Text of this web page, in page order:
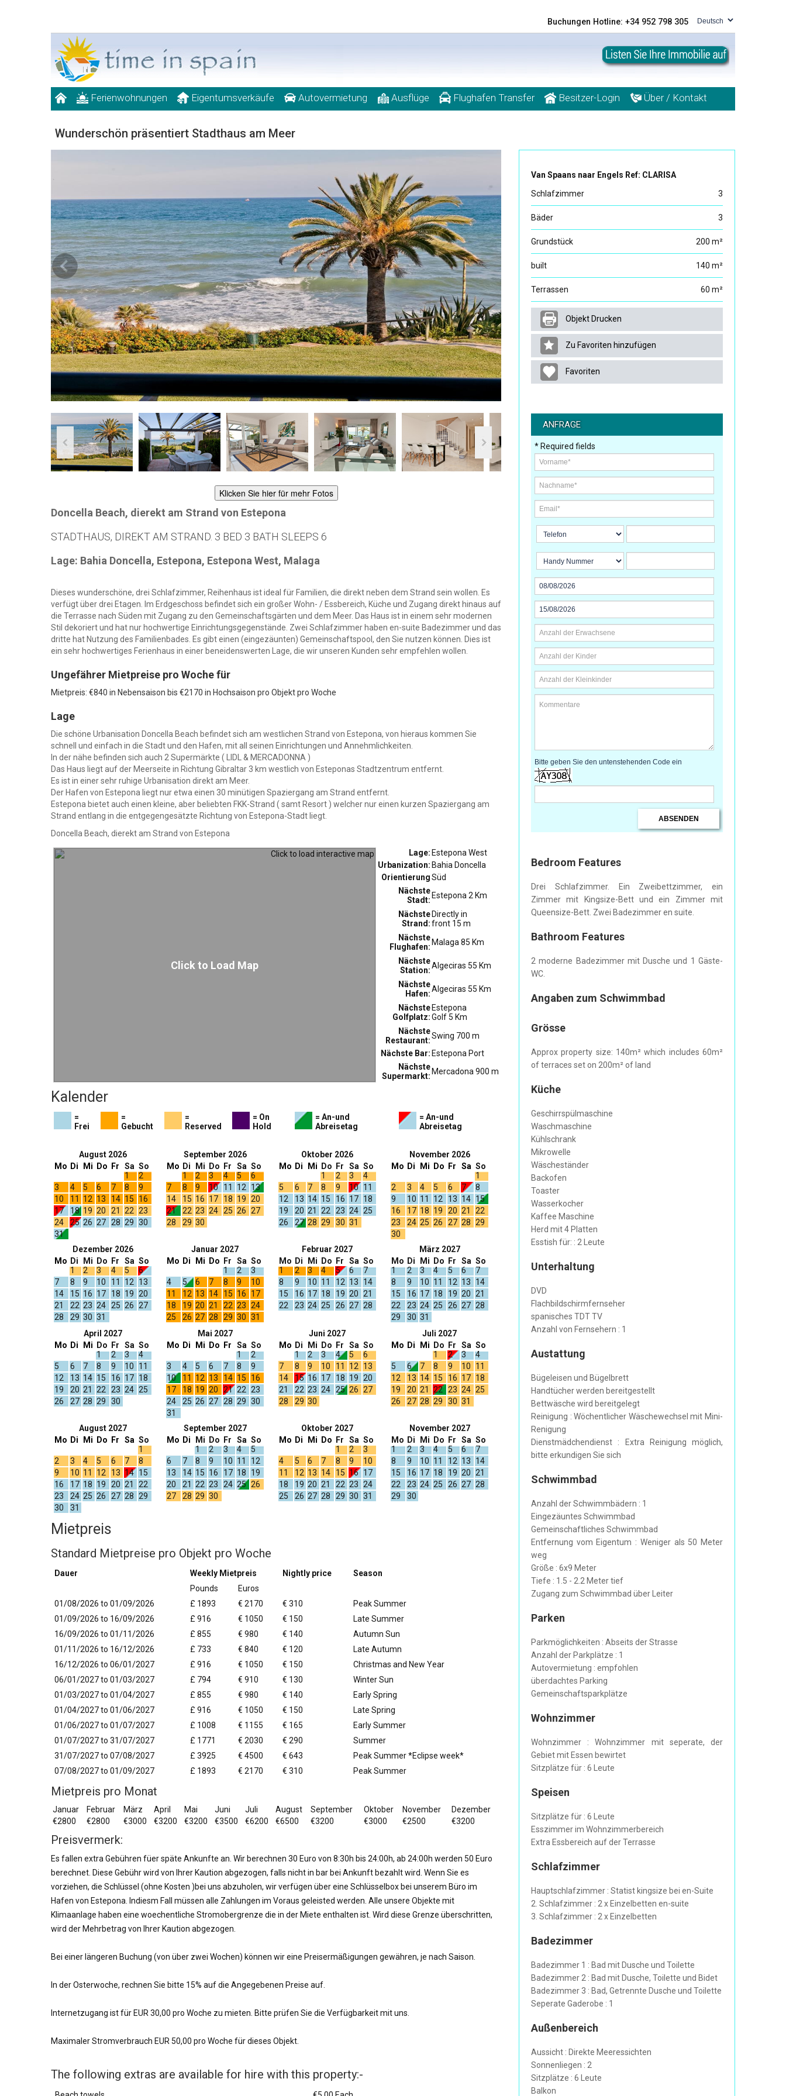
Buchungen Hotline: +34 952 798 305
Ferienwohnungen Eigentumsverkäufe Autovermietung Ausflüge Flughafen Transfer Besitzer-Login Über / Kontakt
Wunderschön präsentiert Stadthaus am Meer
Klicken Sie hier für mehr Fotos
Doncella Beach, dierekt am Strand von Estepona
STADTHAUS, DIREKT AM STRAND. 3 BED 3 BATH SLEEPS 6
Lage: Bahia Doncella, Estepona, Estepona West, Malaga
Dieses wunderschöne, drei Schlafzimmer, Reihenhaus ist ideal für Familien, die direkt neben dem Strand sein wollen. Es
verfügt über drei Etagen. Im Erdgeschoss befindet sich ein großer Wohn- / Essbereich, Küche und Zugang direkt hinaus auf
die Terrasse nach Süden mit Zugang zu den Gemeinschaftsgärten und dem Meer. Das Haus ist in einem sehr modernen
Stil dekoriert und hat nur hochwertige Einrichtungsgegenstände. Zwei Schlafzimmer haben en-suite Badezimmer und das
dritte hat Nutzung des Familienbades. Es gibt einen (eingezäunten) Gemeinschaftspool, den Sie nutzen können. Dies ist
ein sehr hochwertiges Ferienhaus in einer beneidenswerten Lage, die wir unseren Kunden sehr empfehlen wollen.
Ungefährer Mietpreise pro Woche für
Mietpreis: €840 in Nebensaison bis €2170 in Hochsaison pro Objekt pro Woche
Lage
Die schöne Urbanisation Doncella Beach befindet sich am westlichen Strand von Estepona, von hieraus kommen Sie
schnell und einfach in die Stadt und den Hafen, mit all seinen Einrichtungen und Annehmlichkeiten.
In der nähe befinden sich auch 2 Supermärkte ( LIDL & MERCADONNA )
Das Haus liegt auf der Meerseite in Richtung Gibraltar 3 km westlich von Esteponas Stadtzentrum entfernt.
Es ist in einer sehr ruhige Urbanisation direkt am Meer.
Der Hafen von Estepona liegt nur etwa einen 30 minütigen Spaziergang am Strand entfernt.
Estepona bietet auch einen kleine, aber beliebten FKK-Strand ( samt Resort ) welcher nur einen kurzen Spaziergang am
Strand entlang in die entgegengesätzte Richtung von Estepona-Stadt liegt.
Doncella Beach, dierekt am Strand von Estepona
Click to Load Map
Lage: Estepona West
Urbanization: Bahia Doncella
OrientierungSüd
Nächste
Stadt: Estepona 2 Km
Nächste
Strand:
Directly in
front 15 m
Nächste
Flughafen: Malaga 85 Km
Nächste
Station:Algeciras 55 Km
Nächste
Hafen:Algeciras 55 Km
Nächste
Golfplatz:
Estepona
Golf 5 Km
Nächste
Restaurant:Swing 700 m
Nächste Bar: Estepona Port
Nächste
Supermarkt: Mercadona 900 m
Kalender
=
Frei
=
Gebucht
=
Reserved
= On
Hold
= An-und
Abreisetag
= An-und
Abreisetag
August 2026
Mo Di Mi Do Fr
Sa
1
So
2
3
4 5 6 7 8
9
10
11 12 13 14 15
16
17
18 19 20 21 22 23
24
25 26 27 28 29 30
31
September 2026
Mo Di
1
Mi
2
Do
3
Fr
4
Sa
5
So
6
7
8 9 10 11 12
13
14
15 16 17 18 19 20
21
22 23 24 25 26 27
28
29 30
Oktober 2026
Mo Di Mi
Do
1
Fr
2
Sa
3
So
4
5
6 7 8 9 10 11
12
13 14 15 16 17 18
19
20 21 22 23 24 25
26
27 28 29 30 31
November 2026
Mo Di Mi Do Fr Sa So
1
2
3 4 5 6 7
8
9
10 11 12 13 14 15
16
17 18 19 20 21
22
23
24 25 26 27 28 29
30
Dezember 2026
Mo Di
1
Mi
2
Do
3
Fr
4
Sa
5
So
6
7
8 9 10 11 12
13
14
15 16 17 18 19 20
21
22 23 24 25 26 27
28
29 30 31
Januar 2027
Mo Di Mi Do
Fr
1
Sa
2
So
3
4
5 6 7 8 9
10
11
12 13 14 15 16
17
18
19 20 21 22 23 24
25
26 27 28 29 30 31
Februar 2027
Mo
1
Di
2
Mi
3
Do
4
Fr
5
Sa
6
So
7
8
9 10 11 12 13
14
15
16 17 18 19 20 21
22
23 24 25 26 27 28
März 2027
Mo
1
Di
2
Mi
3
Do
4
Fr
5
Sa
6
So
7
8
9 10 11 12 13
14
15
16 17 18 19 20 21
22
23 24 25 26 27 28
29
30 31
April 2027
Mo Di Mi
Do
1
Fr
2
Sa
3
So
4
5
6 7 8 9 10
11
12
13 14 15 16 17 18
19
20 21 22 23 24 25
26
27 28 29 30
Mai 2027
Mo Di Mi Do Fr
Sa
1
So
2
3
4 5 6 7 8
9
10
11 12 13 14 15
16
17
18 19 20 21 22 23
24
25 26 27 28 29 30
31
Juni 2027
Mo Di
1
Mi
2
Do
3
Fr
4
Sa
5
So
6
7
8 9 10 11 12
13
14
15 16 17 18 19 20
21
22 23 24 25 26 27
28
29 30
Juli 2027
Mo Di Mi
Do
1
Fr
2
Sa
3
So
4
5
6 7 8 9 10
11
12
13 14 15 16 17 18
19
20 21 22 23 24 25
26
27 28 29 30 31
August 2027
Mo Di Mi Do Fr Sa So
1
2
3 4 5 6 7
8
9
10 11 12 13 14 15
16
17 18 19 20 21
22
23
24 25 26 27 28 29
30
31
September 2027
Mo Di
Mi
1
Do
2
Fr
3
Sa
4
So
5
6
7 8 9 10 11
12
13
14 15 16 17 18
19
20
21 22 23 24 25 26
27
28 29 30
Oktober 2027
Mo Di Mi Do
Fr
1
Sa
2
So
3
4
5 6 7 8 9
10
11
12 13 14 15 16 17
18
19 20 21 22 23 24
25
26 27 28 29 30 31
November 2027
Mo
1
Di
2
Mi
3
Do
4
Fr
5
Sa
6
So
7
8
9 10 11 12 13
14
15
16 17 18 19 20 21
22
23 24 25 26 27 28
29
30
Mietpreis
Standard Mietpreise pro Objekt pro Woche
Dauer Weekly Mietpreis Nightly price
Season
Pounds
Euros
01/08/2026 to 01/09/2026
£ 1893 € 2170 € 310
Peak Summer
01/09/2026 to 16/09/2026
£ 916 € 1050 € 150
Late Summer
16/09/2026 to 01/11/2026
£ 855 € 980 € 140
Autumn Sun
01/11/2026 to 16/12/2026
£ 733 € 840 € 120
Late Autumn
16/12/2026 to 06/01/2027
£ 916 € 1050 € 150
Christmas and New Year
06/01/2027 to 01/03/2027
£ 794 € 910 € 130
Winter Sun
01/03/2027 to 01/04/2027
£ 855 € 980 € 140
Early Spring
01/04/2027 to 01/06/2027
£ 916 € 1050 € 150
Late Spring
01/06/2027 to 01/07/2027
£ 1008 € 1155 € 165
Early Summer
01/07/2027 to 31/07/2027
£ 1771 € 2030 € 290
Summer
31/07/2027 to 07/08/2027
£ 3925 € 4500 € 643
Peak Summer *Eclipse week*
07/08/2027 to 01/09/2027
£ 1893 € 2170 € 310 Peak Summer
Mietpreis pro Monat
Januar Februar März April Mai Juni Juli August September Oktober November
Dezember
€2800
€2800 €3000 €3200 €3200 €3500 €6200 €6500 €3200 €3000 €2500 €3200
Preisvermerk:
Es fallen extra Gebühren füer späte Ankunfte an. Wir berechnen 30 Euro von 8:30h bis 24:00h, ab 24:00h werden 50 Euro
berechnet. Diese Gebühr wird von Ihrer Kaution abgezogen, falls nicht in bar bei Ankunft bezahlt wird. Wenn Sie es
vorziehen, die Schlüssel (ohne Kosten )bei uns abzuholen, wir verfügen über eine Schlüsselbox bei unserem Büro im
Hafen von Estepona. Indiesm Fall müssen alle Zahlungen im Voraus geleisted werden. Alle unsere Objekte mit
Klimaanlage haben eine woechentliche Stromobergrenze die in der Miete enthalten ist. Wird diese Grenze überschritten,
wird der Mehrbetrag von Ihrer Kaution abgezogen.
Bei einer längeren Buchung (von über zwei Wochen) können wir eine Preisermäßigungen gewähren, je nach Saison.
In der Osterwoche, rechnen Sie bitte 15% auf die Angegebenen Preise auf.
Internetzugang ist für EUR 30,00 pro Woche zu mieten. Bitte prüfen Sie die Verfügbarkeit mit uns.
Maximaler Stromverbrauch EUR 50,00 pro Woche für dieses Objekt.
The following extras are available for hire with this property:-
Van Spaans naar Engels Ref: CLARISA
Schlafzimmer
3
Bäder 3
Grundstück 200 m²
built 140 m²
Terrassen 60 m²
Objekt Drucken
Zu Favoriten hinzufügen
Favoriten
ANFRAGE
* Required fields
Bitte geben Sie den untenstehenden Code ein
Bedroom Features
Drei Schlafzimmer. Ein Zweibettzimmer, ein
Zimmer mit Kingsize-Bett und ein Zimmer mit
Queensize-Bett. Zwei Badezimmer en suite.
Bathroom Features
2 moderne Badezimmer mit Dusche und 1 Gäste-
WC.
Angaben zum Schwimmbad
Grösse
Approx property size: 140m² which includes 60m²
of terraces set on 200m² of land
Küche
Geschirrspülmaschine
Waschmaschine
Kühlschrank
Mikrowelle
Wäscheständer
Backofen
Toaster
Wasserkocher
Kaffee Maschine
Herd mit 4 Platten
Esstish für: : 2 Leute
Unterhaltung
DVD
Flachbildschirmfernseher
spanisches TDT TV
Anzahl von Fernsehern : 1
Austattung
Bügeleisen und Bügelbrett
Handtücher werden bereitgestellt
Bettwäsche wird bereitgelegt
Reinigung : Wöchentlicher Wäschewechsel mit Mini-
Renigung
Dienstmädchendienst : Extra Reinigung möglich,
bitte erkundigen Sie sich
Schwimmbad
Anzahl der Schwimmbädern : 1
Eingezäuntes Schwimmbad
Gemeinschaftliches Schwimmbad
Entfernung vom Eigentum : Weniger als 50 Meter
weg
Größe : 6x9 Meter
Tiefe : 1.5 - 2.2 Meter tief
Zugang zum Schwimmbad über Leiter
Parken
Parkmöglichkeiten : Abseits der Strasse
Anzahl der Parkplätze : 1
Autovermietung : empfohlen
überdachtes Parking
Gemeinschaftsparkplätze
Wohnzimmer
Wohnzimmer : Wohnzimmer mit seperate, der
Gebiet mit Essen bewirtet
Sitzplätze für : 6 Leute
Speisen
Sitzplätze für : 6 Leute
Esszimmer im Wohnzimmerbereich
Extra Essbereich auf der Terrasse
Schlafzimmer
Hauptschlafzimmer : Statist kingsize bei en-Suite
2. Schlafzimmer : 2 x Einzelbetten en-suite
3. Schlafzimmer : 2 x Einzelbetten
Badezimmer
Badezimmer 1 : Bad mit Dusche und Toilette
Badezimmer 2 : Bad mit Dusche, Toilette und Bidet
Badezimmer 3 : Bad, Getrennte Dusche und Toilette
Seperate Gaderobe : 1
Außenbereich
Aussicht : Direkte Meeressichten
Sonnenliegen : 2
Sitzplätze : 6 Leute
Balkon